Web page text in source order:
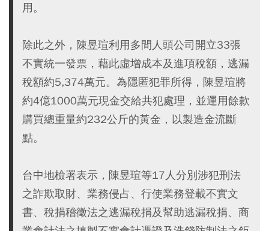
用。
除此之外，陳昱瑄利用多間人頭公司開立33張
不實統一發票，藉此虛增成本及進項稅額，逃漏
稅額約5,374萬元。為隱匿犯罪所得，陳昱瑄將
約4億1000萬元現金交給共犯處理，並運用餘款
購買總重量約232公斤的黃金，以製造金流斷
點。
台中地檢署表示，陳昱瑄等17人分別涉犯刑法
之詐欺取財、業務侵占、行使業務登載不實文
書、稅捐稽徵法之逃漏稅捐及幫助逃漏稅捐、商